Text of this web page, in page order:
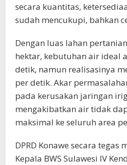
secara kuantitas,
sudah mencukupi, bahkan
Dengan luas lahan
hektar, kebutuhan air ideal
detik, namun realisasinya
per detik. Akar
pada kerusakan jaringan
mengakibatkan air tidak
maksimal ke seluruh area
DPRD Konawe secara tegas
Kepala BWS Sulawesi IV